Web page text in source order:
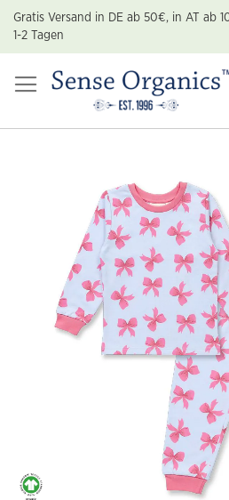
Zum
Inhalt
springen
Gratis Versand in DE ab 50€, in AT ab
1-2 Tagen